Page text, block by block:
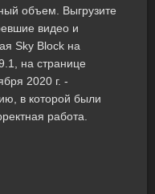
объем. Выгрузите
видео и
Sky Block на
на странице
2020 г. -
в которой были
работа.